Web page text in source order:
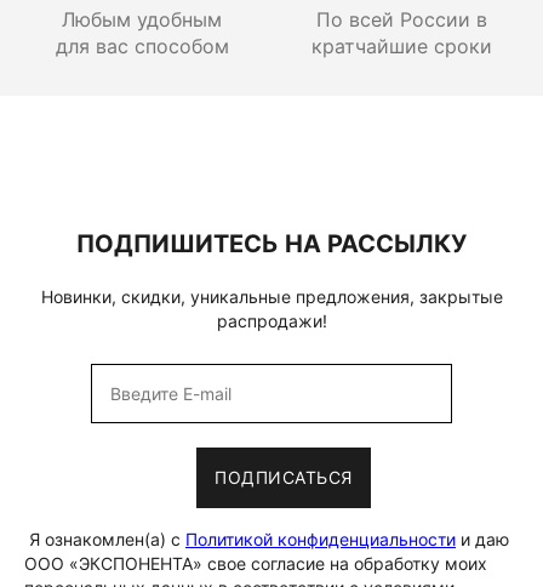
Любым удобным
для вас способом
По всей России в
кратчайшие сроки
ПОДПИШИТЕСЬ НА РАССЫЛКУ
Новинки, скидки, уникальные предложения, закрытые
распродажи!
ПОДПИСАТЬСЯ
Я ознакомлен(а) с Политикой конфиденциальности и даю
ООО «ЭКСПОНЕНТА» свое согласие на обработку моих